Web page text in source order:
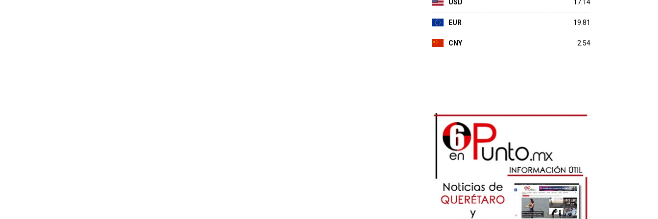
USD 17.14
EUR 19.81
CNY 2.54